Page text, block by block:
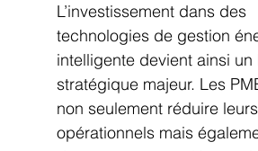
L’investissement dans des
technologies de gestion
intelligente devient ainsi un
stratégique majeur. Les
non seulement réduire
opérationnels mais